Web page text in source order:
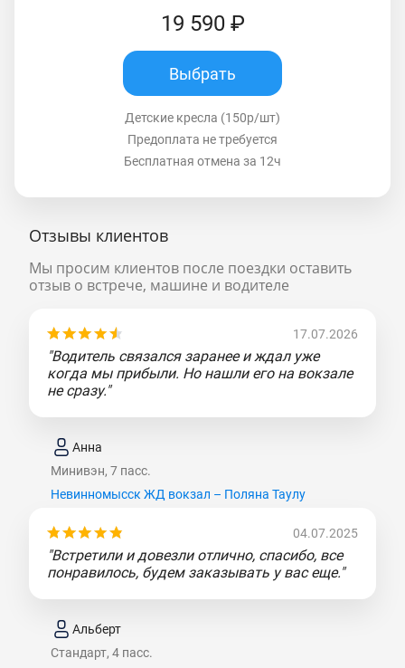
19 590 ₽
Выбрать
Детские кресла (150р/шт)
Предоплата не требуется
Бесплатная отмена за 12ч
Отзывы клиентов
Мы просим клиентов после поездки оставить
отзыв о встрече, машине и водителе
17.07.2026
"Водитель связался заранее и ждал уже
когда мы прибыли. Но нашли его на вокзале
не сразу."
Анна
Минивэн, 7 пасс.
Невинномысск ЖД вокзал – Поляна Таулу
04.07.2025
"Встретили и довезли отлично, спасибо, все
понравилось, будем заказывать у вас еще."
Альберт
Стандарт, 4 пасс.